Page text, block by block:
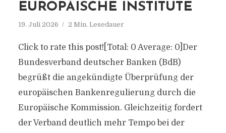
EUROPÄISCHE INSTITUTE
19. Juli 2026 2 Min. Lesedauer
Click to rate this post![Total: 0 Average: 0]Der
Bundesverband deutscher Banken (BdB)
begrüßt die angekündigte Überprüfung der
europäischen Bankenregulierung durch die
Europäische Kommission. Gleichzeitig fordert
der Verband deutlich mehr Tempo bei der